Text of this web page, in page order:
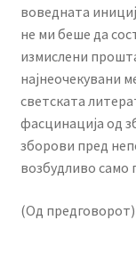
воведната
не ми беше да
измислени
најнеочекувани
светската
фасцинација од
зборови пред
возбудливо само
(Од предговорот)